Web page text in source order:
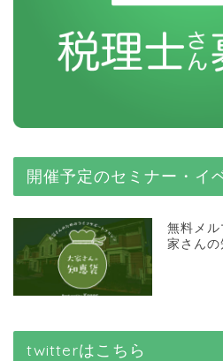
開催予定のセミナー・イ
無料メ
家さんの
twitterはこちら